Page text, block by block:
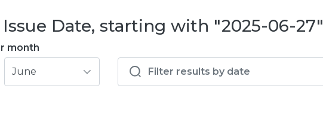
Date, starting with "2025-06-27"
month